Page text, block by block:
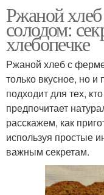
Ржаной
солодом:
хлебопечке
Ржаной хлеб с
только вкусное, но
подходит для тех,
предпочитает
расскажем, как
используя простые
важным секретам.